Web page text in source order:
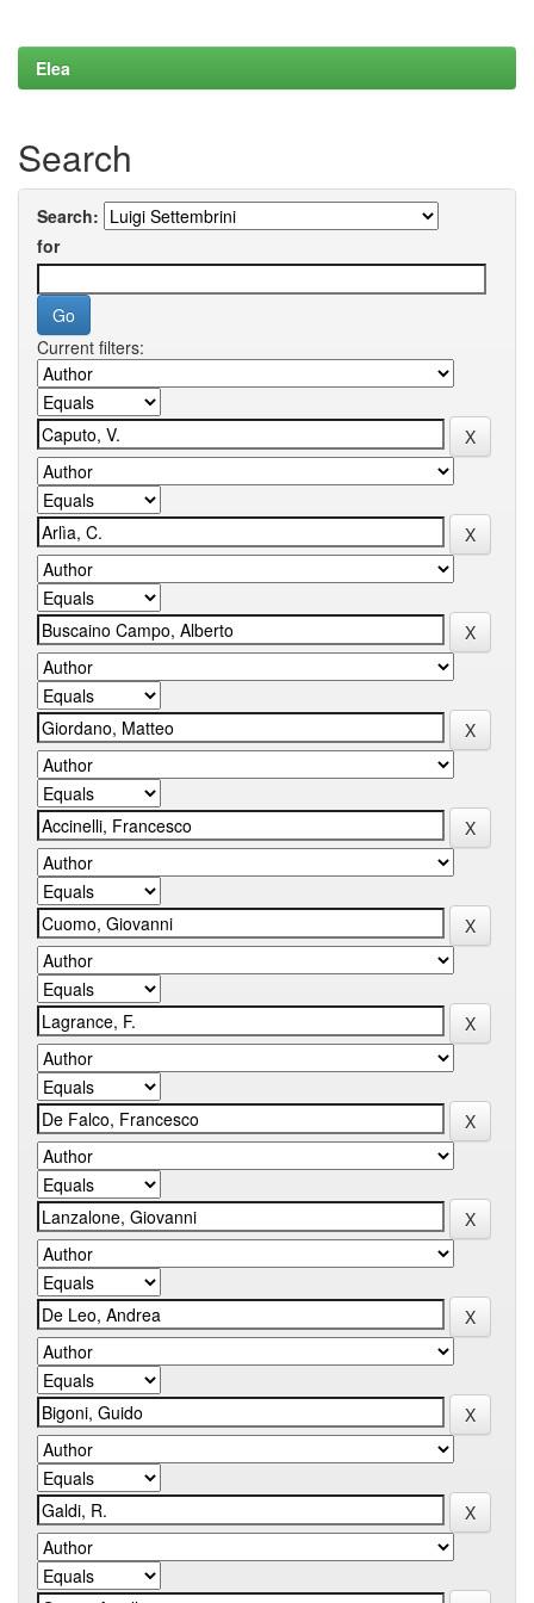
Elea
Search
Search:
for
Current filters: